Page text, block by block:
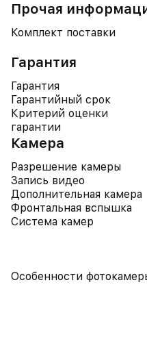
Прочая
Комплект поставки
Гарантия
Гарантия
Гарантийный срок
Критерий оценки
гарантии
Камера
Разрешение камеры
Запись видео
Дополнительная камера
Фронтальная вспышка
Система камер
Особенности